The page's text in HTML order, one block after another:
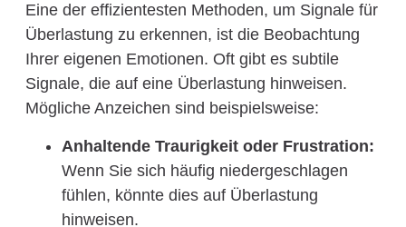
Eine der effizientesten Methoden, um Signale für
Überlastung zu erkennen, ist die Beobachtung
Ihrer eigenen Emotionen. Oft gibt es subtile
Signale, die auf eine Überlastung hinweisen.
Mögliche Anzeichen sind beispielsweise:
Anhaltende Traurigkeit oder Frustration:
Wenn Sie sich häufig niedergeschlagen
fühlen, könnte dies auf Überlastung
hinweisen.